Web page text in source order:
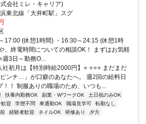
会社ミレ・キャリア)
東北線「大井町駅」スグ
17:00 (休憩1時間) ・16:30～24:15 (休憩1時
、終電時間についての相談OK！ まずはお気軽
3日～勤務O...
初月は【特別時給2000円】⭐ ⭐⭐⭐ まだまだ
ピンチ…」が口癖のあなたへ。 週2回の給料日
！ 制服ありの職場のため、いつも...
扶養内勤務OK 副業・WワークOK
土日祝のみOK
迎 学歴不問 車通勤OK 職場見学可
転勤なし
経験者歓迎 ネイルOK 研修あり
夕方